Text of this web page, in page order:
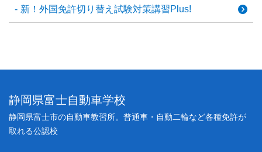
新！外国免許切り替え試験対策講習Plus!
静岡県富士自動車学校
静岡県富士市の自動車教習所。普通車・自動二輪など各種免許が
取れる公認校